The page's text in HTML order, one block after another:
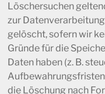
Löschersuchen
zur
gelöscht, sofern wir
Gründe für die
Daten haben (z. B.
die Löschung nach